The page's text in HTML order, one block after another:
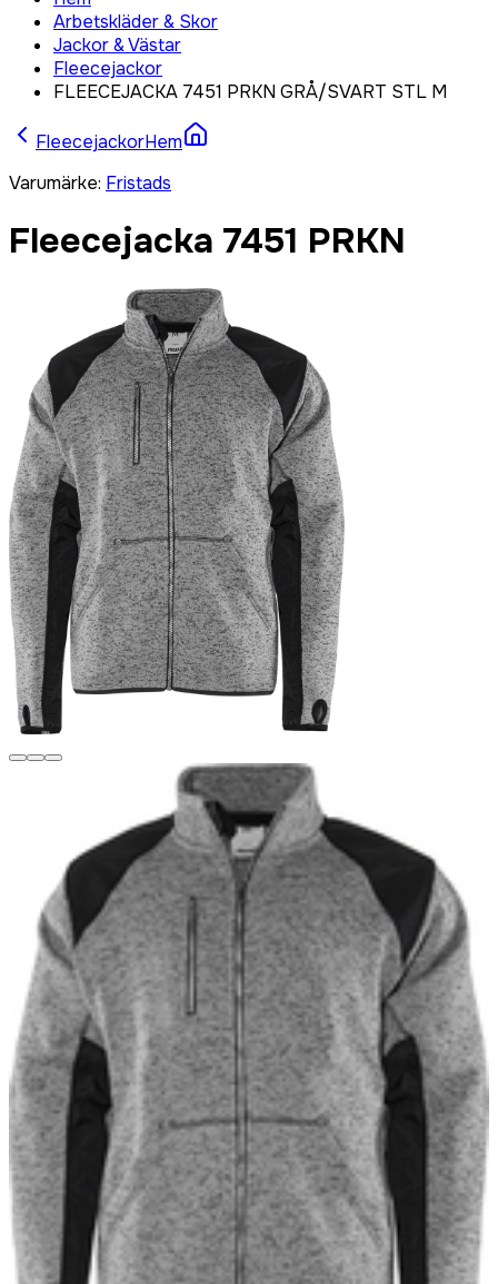
Arbetskläder & Skor
Jackor & Västar
Fleecejackor
FLEECEJACKA 7451 PRKN GRÅ/SVART STL M
FleecejackorHem
Varumärke: Fristads
Fleecejacka 7451 PRKN